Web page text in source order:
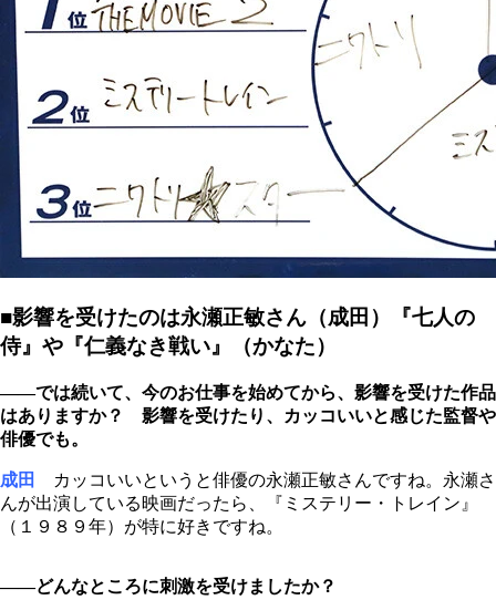
■影響を受けたのは永瀬正敏さん（成田）『七人の
侍』や『仁義なき戦い』（かなた）
――では続いて、今のお仕事を始めてから、影響を受けた作品
はありますか？ 影響を受けたり、カッコいいと感じた監督や
俳優でも。
成田
カッコいいというと俳優の永瀬正敏さんですね。永瀬さ
んが出演している映画だったら、『ミステリー・トレイン』
（１９８９年）が特に好きですね。
――どんなところに刺激を受けましたか？